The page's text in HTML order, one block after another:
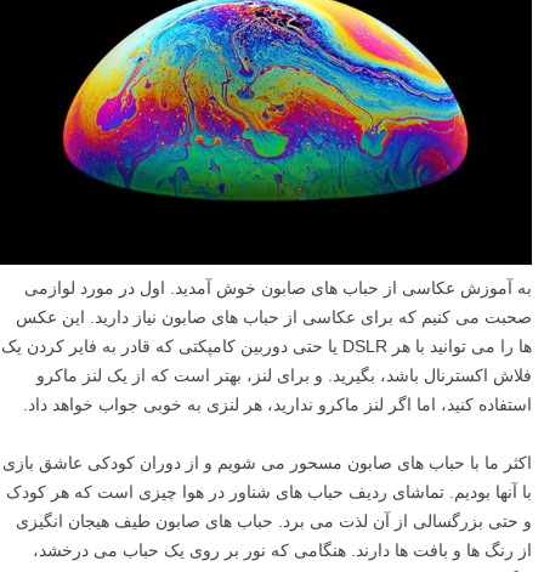
به آموزش عکاسی از حباب های صابون خوش آمدید. اول در مورد لوازمی
صحبت می کنیم که برای عکاسی از حباب های صابون نیاز دارید. این عکس
ها را می توانید با هر DSLR یا حتی دوربین کامپکتی که قادر به فایر کردن یک
فلاش اکسترنال باشد، بگیرید. و برای لنز، بهتر است که از یک لنز ماکرو
استفاده کنید، اما اگر لنز ماکرو ندارید، هر لنزی به خوبی جواب خواهد داد.
اکثر ما با حباب های صابون مسحور می شویم و از دوران کودکی عاشق بازی
با آنها بودیم. تماشای ردیف حباب های شناور در هوا چیزی است که هر کودک
و حتی بزرگسالی از آن لذت می برد. حباب های صابون طیف هیجان انگیزی
از رنگ ها و بافت ها دارند. هنگامی که نور بر روی یک حباب می درخشد،